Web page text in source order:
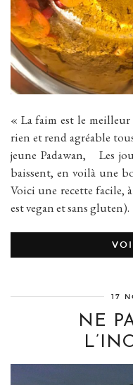
« La faim est le meilleur
rien et rend agréable
jeune Padawan, Les
baissent, en voilà une
Voici une recette facile,
est vegan et sans
17
NE